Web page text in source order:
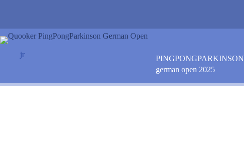
PINGPONGPARKINSON
german open 2025
jr